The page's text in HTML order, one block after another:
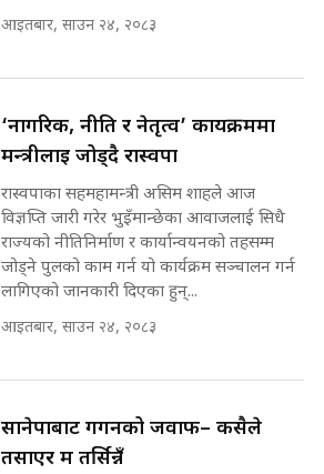
on the Same Page ||
SIDHAKURA ||
सहकारी पीडितसँग मन्त्री प्रतिभा रावलले
भनिन्–साथ दिनुहोस्, दबाब होइन ||
Sidhakura || Pratibha Rawal
Waterfall of Rasuwa ||
SIDHAKURA ||
घुसको डिल गर्ने मन्त्रीकाे राजिनामा,
भूमिसुधार मन्त्रीलाई जोगाइदै ! ||
SIDHAKURA ||
७८ लाख घुस खाने मन्त्री ! जोगाउने
प्रधानमन्त्री ? || SIDHAKURA ||
SIDHAKURA INVESTIGATION
||
अडियो | FULL AUDIO |
SIDHAKURA |
आइतबार, साउन २४, २०८३
‘नागरिक, नीति र नेतृत्व’ कार्यक्रममा
मन्त्रीलाई जोड्दै रास्वपा
रास्वपाका सहमहामन्त्री असिम शाहले आज
विज्ञप्ति जारी गरेर भुइँमान्छेका आवाजलाई सिधै
राज्यको नीतिनिर्माण र कार्यान्वयनको तहसम्म
जोड्ने पुलको काम गर्न यो कार्यक्रम सञ्चालन गर्न
लागिएको जानकारी दिएका हुन्...
आइतबार, साउन २४, २०८३
सानेपाबाट गगनको जवाफ– कसैले
तर्साएर म तर्सिन्नँ